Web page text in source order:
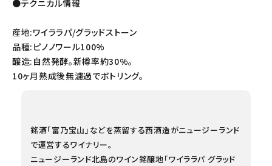
●テクニカル情報
産地:ワイララパ/グラッドストーン
品種:ピノノワール100%
醸造:自然発酵。新樽率約30%。
10ヶ月熟成後無濾過でボトリング。
銘酒「富乃宝山」などを蒸留する西酒造がニュージーランド
で運営するワイナリー。
ニュージーランド北島のワイン銘醸地「ワイララパ グラッド